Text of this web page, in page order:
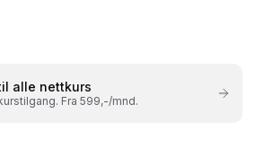
alle nettkurs
Fra 599,-/mnd.